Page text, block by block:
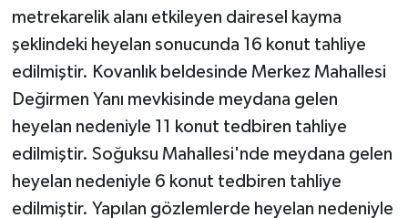
metrekarelik alanı etkileyen dairesel kayma
şeklindeki heyelan sonucunda 16 konut tahliye
edilmiştir. Kovanlık beldesinde Merkez Mahallesi
Değirmen Yanı mevkisinde meydana gelen
heyelan nedeniyle 11 konut tedbiren tahliye
edilmiştir. Soğuksu Mahallesi'nde meydana gelen
heyelan nedeniyle 6 konut tedbiren tahliye
edilmiştir. Yapılan gözlemlerde heyelan nedeniyle